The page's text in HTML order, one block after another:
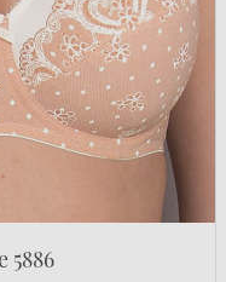
5886